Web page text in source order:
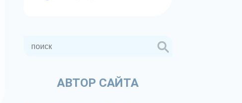
АВТОР САЙТА